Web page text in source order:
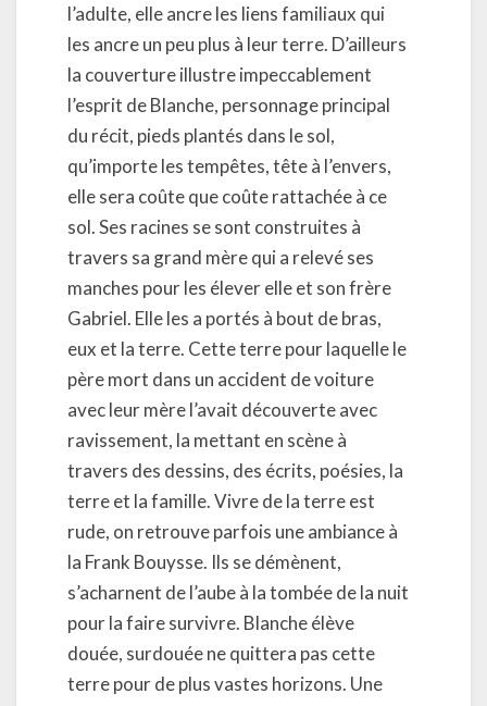
l’adulte, elle ancre les liens familiaux qui
les ancre un peu plus à leur terre. D’ailleurs
la couverture illustre impeccablement
l’esprit de Blanche, personnage principal
du récit, pieds plantés dans le sol,
qu’importe les tempêtes, tête à l’envers,
elle sera coûte que coûte rattachée à ce
sol. Ses racines se sont construites à
travers sa grand mère qui a relevé ses
manches pour les élever elle et son frère
Gabriel. Elle les a portés à bout de bras,
eux et la terre. Cette terre pour laquelle le
père mort dans un accident de voiture
avec leur mère l’avait découverte avec
ravissement, la mettant en scène à
travers des dessins, des écrits, poésies, la
terre et la famille. Vivre de la terre est
rude, on retrouve parfois une ambiance à
la Frank Bouysse. Ils se démènent,
s’acharnent de l’aube à la tombée de la nuit
pour la faire survivre. Blanche élève
douée, surdouée ne quittera pas cette
terre pour de plus vastes horizons. Une